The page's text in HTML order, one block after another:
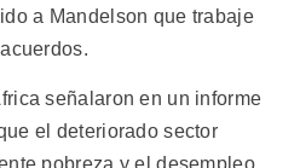
a Mandelson que trabaje
señalaron en un informe
el deteriorado sector
pobreza y el desempleo